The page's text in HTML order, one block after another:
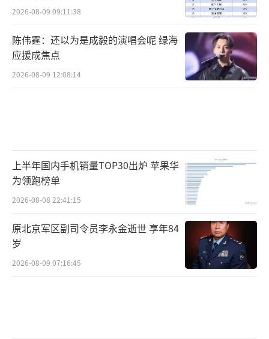
2026-08-09 09:11:38
陈伟霆：还以为是成毅的演唱会呢 绿海
应援成焦点
2026-08-09 12:08:14
上半年国内手机销量TOP30出炉 苹果华
为领跑榜单
2026-08-08 22:41:15
原北京军区副司令员李永金逝世 享年84
岁
2026-08-09 07:16:45